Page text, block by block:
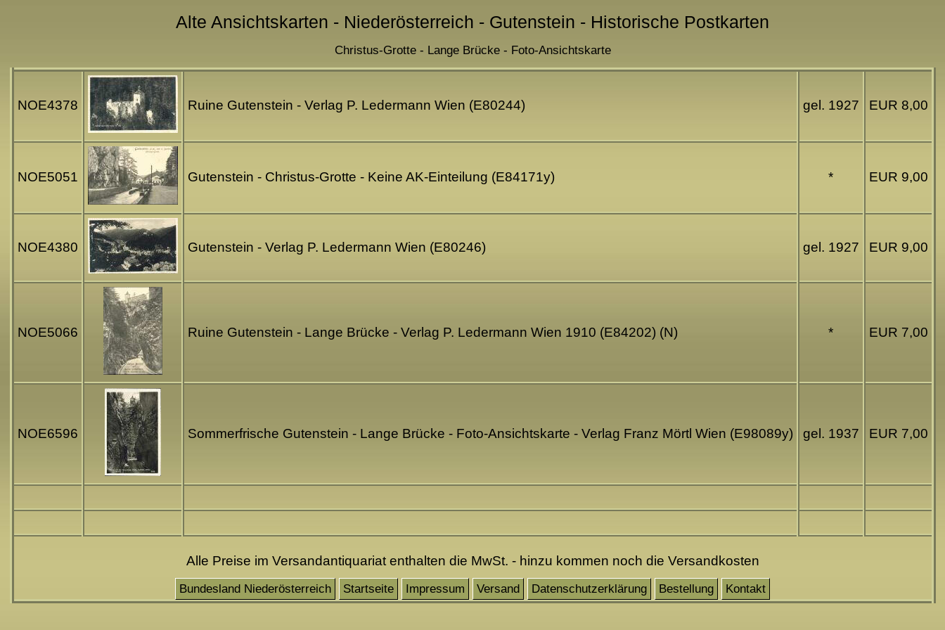
Alte Ansichtskarten - Niederösterreich - Gutenstein - Historische Postkarten
Christus-Grotte - Lange Brücke - Foto-Ansichtskarte
NOE4378 Ruine Gutenstein - Verlag P. Ledermann Wien (E80244) gel. 1927 EUR 8,00
NOE5051 Gutenstein - Christus-Grotte - Keine AK-Einteilung (E84171y) * EUR 9,00
NOE4380 Gutenstein - Verlag P. Ledermann Wien (E80246) gel. 1927 EUR 9,00
NOE5066 Ruine Gutenstein - Lange Brücke - Verlag P. Ledermann Wien 1910 (E84202) (N) * EUR 7,00
NOE6596 Sommerfrische Gutenstein - Lange Brücke - Foto-Ansichtskarte - Verlag Franz Mörtl Wien (E98089y) gel. 1937 EUR 7,00
Alle Preise im Versandantiquariat enthalten die MwSt. - hinzu kommen noch die Versandkosten
Bundesland Niederösterreich Startseite Impressum Versand Datenschutzerklärung Bestellung Kontakt